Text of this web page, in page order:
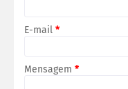
E-mail *
Mensagem *